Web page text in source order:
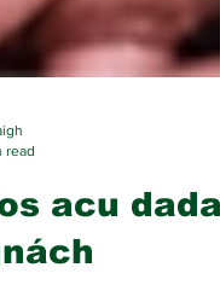
read
acu dada,